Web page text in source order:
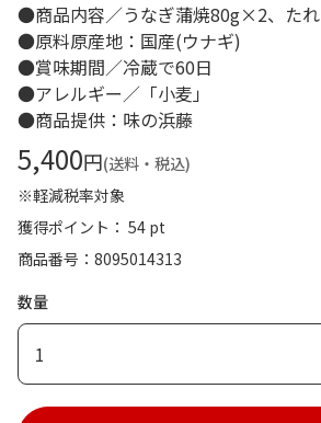
●商品内容／うなぎ蒲焼80g×2、た
●原料原産地：国産(ウナギ)
●賞味期間／冷蔵で60日
●アレルギー／「小麦」
●商品提供：味の浜藤
5,400円(送料・税込)
※軽減税率対象
獲得ポイント： 54 pt
商品番号
8095014313
数量
1